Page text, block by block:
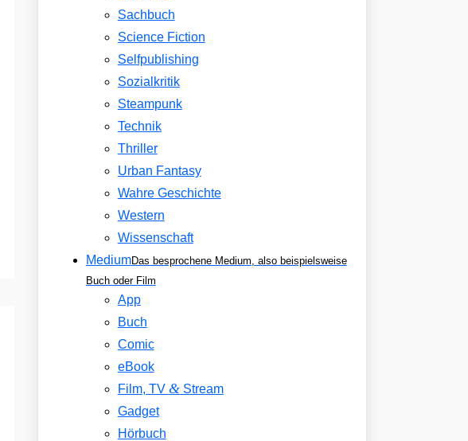
Sachbuch
Science Fiction
Selfpublishing
Sozialkritik
Steampunk
Technik
Thriller
Urban Fantasy
Wahre Geschichte
Western
Wissenschaft
MediumDas besprochene Medium, also beispielsweise
Buch oder Film
App
Buch
Comic
eBook
Film, TV &Stream
Gadget
Hörbuch